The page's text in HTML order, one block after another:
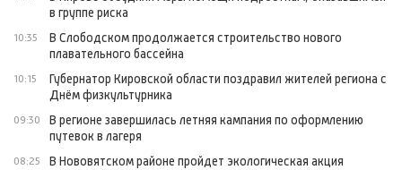
в группе риска
10:35
В Слободском продолжается строительство нового
плавательного бассейна
10:15
Губернатор Кировской области поздравил жителей региона с
Днём физкультурника
09:30
В регионе завершилась летняя кампания по оформлению
путевок в лагеря
08:25 В Нововятском районе пройдет экологическая акция